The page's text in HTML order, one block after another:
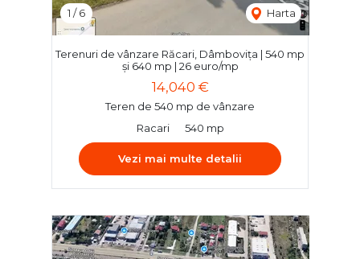
1 /6 Harta
Terenuri de vânzare Răcari, Dâmbovița | 540 mp
și 640 mp | 26 euro/mp
14,040 €
Teren de 540 mp de vânzare
Racari
540 mp
Vezi mai multe detalii